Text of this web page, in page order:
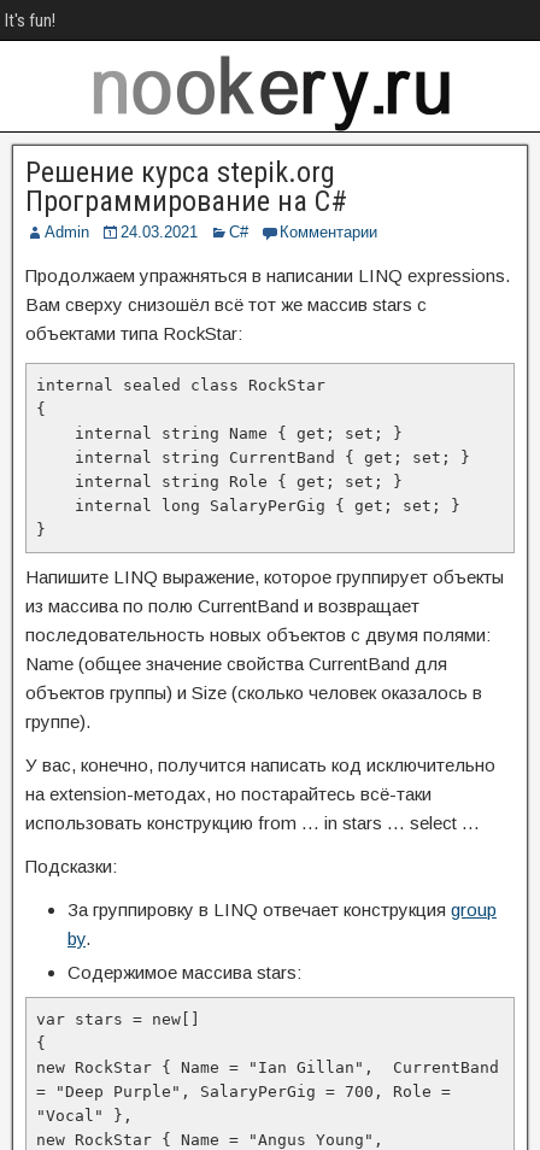
It's fun!
Решение курса stepik.org
Программирование на C#
Admin 24.03.2021 C# Комментарии
Продолжаем упражняться в написании LINQ expressions.
Вам сверху снизошёл всё тот же массив stars с
объектами типа RockStar:
internal sealed class RockStar
{
}
Напишите LINQ выражение, которое группирует объекты
из массива по полю CurrentBand и возвращает
последовательность новых объектов с двумя полями:
Name (общее значение свойства CurrentBand для
объектов группы) и Size (сколько человек оказалось в
группе).
У вас, конечно, получится написать код исключительно
на extension-методах, но постарайтесь всё-таки
использовать конструкцию from … in stars … select …
Подсказки:
За группировку в LINQ отвечает конструкция group
by.
Содержимое массива stars:
var stars = new[]
{
new RockStar { Name = "Ian Gillan",  CurrentBand
= "Deep Purple", SalaryPerGig = 700, Role =
"Vocal" },
new RockStar { Name = "Angus Young",